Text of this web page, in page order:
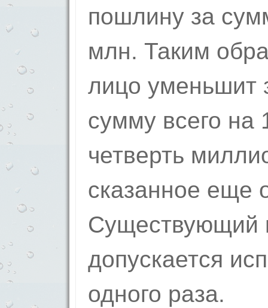
пошлину за
млн. Таким
лицо уменьшит
сумму всего на
четверть
сказанное еще
Существующий
допускается
одного раза.